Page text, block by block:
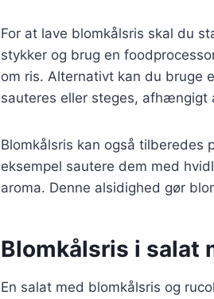
For at lave blomkålsris skal du
stykker og brug en
om ris. Alternativt kan du bruge
sauteres eller steges, afhængigt
Blomkålsris kan også tilberedes
eksempel sautere dem med
aroma. Denne alsidighed gør
Blomkålsris i salat
En salat med blomkålsris og